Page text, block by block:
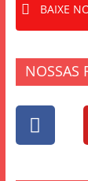
BAIXE
NOSSAS